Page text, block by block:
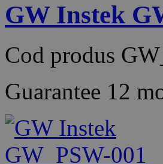
GW Instek
Cod produs
Guarantee 12